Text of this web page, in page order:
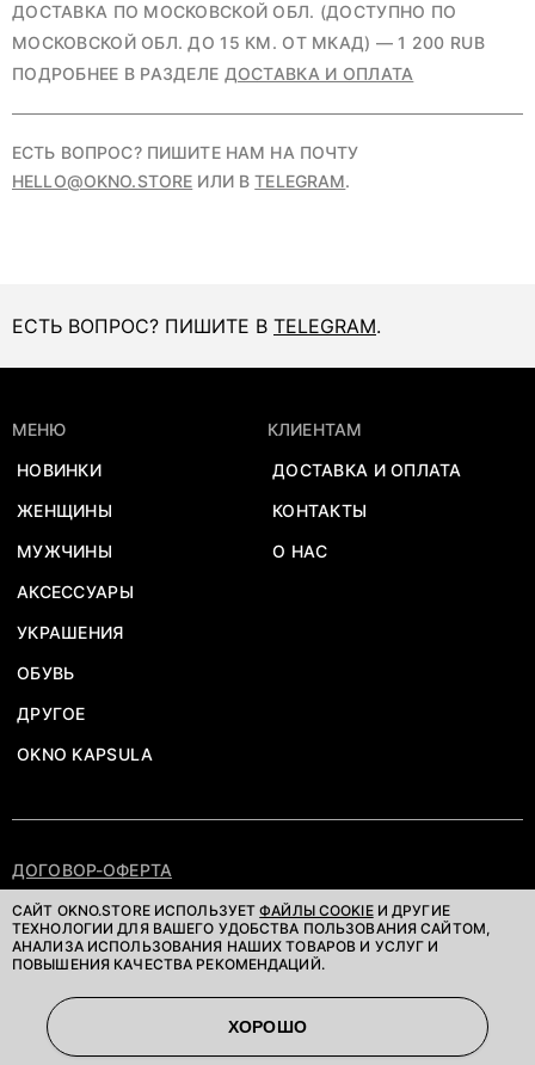
САЙТ OKNO.STORE ИСПОЛЬЗУЕТФАЙЛЫ COOKIEИ ДРУГИЕ
ТЕХНОЛОГИИ ДЛЯ ВАШЕГО УДОБСТВА ПОЛЬЗОВАНИЯ САЙТОМ,
АНАЛИЗА ИСПОЛЬЗОВАНИЯ НАШИХ ТОВАРОВ И УСЛУГ И
ПОВЫШЕНИЯ КАЧЕСТВА РЕКОМЕНДАЦИЙ.
ХОРОШО
ДОСТАВКА ПО МОСКОВСКОЙ ОБЛ. (ДОСТУПНО ПО
МОСКОВСКОЙ ОБЛ. ДО 15 КМ. ОТ МКАД) — 1 200 RUB
ПОДРОБНЕЕ В РАЗДЕЛЕ ДОСТАВКА И ОПЛАТА
ЕСТЬ ВОПРОС? ПИШИТЕ НАМ НА ПОЧТУ
HELLO@OKNO.STORE ИЛИ ВTELEGRAM.
ЕСТЬ ВОПРОС? ПИШИТЕ В TELEGRAM.
МЕНЮ
НОВИНКИ
ЖЕНЩИНЫ
МУЖЧИНЫ
АКСЕССУАРЫ
УКРАШЕНИЯ
ОБУВЬ
ДРУГОЕ
OKNO KAPSULA
КЛИЕНТАМ
ДОСТАВКА И ОПЛАТА
КОНТАКТЫ
О НАС
ДОГОВОР-ОФЕРТА
ПОЛИТИКА КОНФИДЕНЦИАЛЬНОСТИ
©OKNOSTORE. ВСЕ ПРАВА ЗАЩИЩЕНЫ